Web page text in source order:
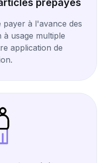
prépayés
payer à l'avance des
usage multiple
application de